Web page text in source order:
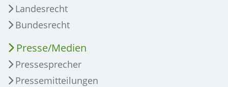
Landesrecht
Bundesrecht
Presse/Medien
Pressesprecher
Pressemitteilungen